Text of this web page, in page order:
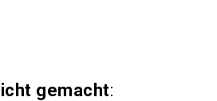
gemacht: